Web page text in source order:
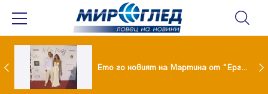
И Ники Кънчев се разведе тайно като Геро Ето го новият на Мартина от "Ергенът"